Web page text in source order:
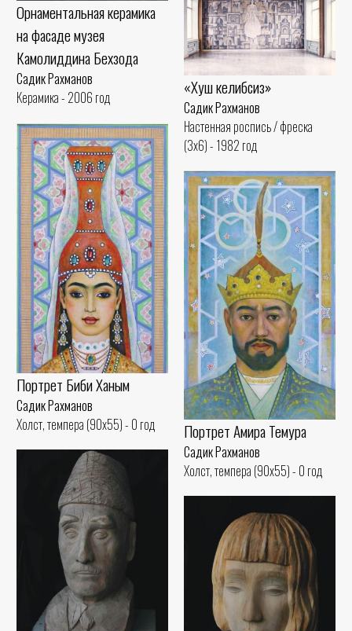
Орнаментальная керамика
на фасаде музея
Камолиддина Бехзода
Садик Рахманов
Керамика - 2006 год
«Хуш келибсиз»
Садик Рахманов
Настенная роспись / фреска
(3x6) - 1982 год
Портрет Биби Ханым
Садик Рахманов
Холст, темпера (90x55) - 0 год
Портрет Амира Темура
Садик Рахманов
Холст, темпера (90x55) - 0 год